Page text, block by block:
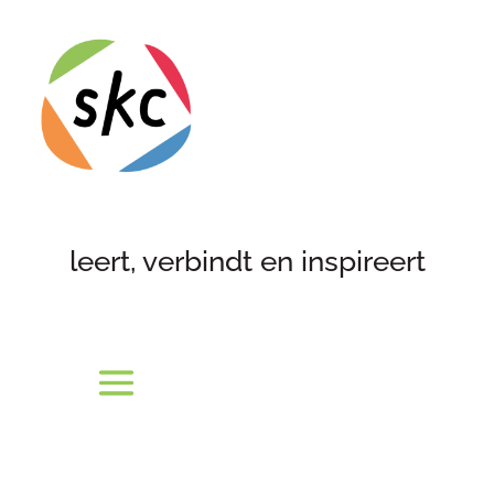
leert, verbindt en inspireert